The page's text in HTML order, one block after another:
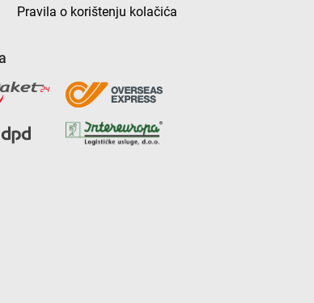
Pravila o korištenju kolačića